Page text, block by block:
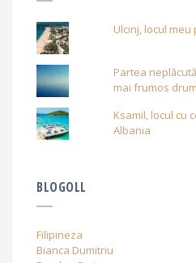
Ulcinj, locul
Partea
mai frumos drum
Ksamil, locul cu
Albania
BLOGOLL
Filipineza
Bianca Dumitriu